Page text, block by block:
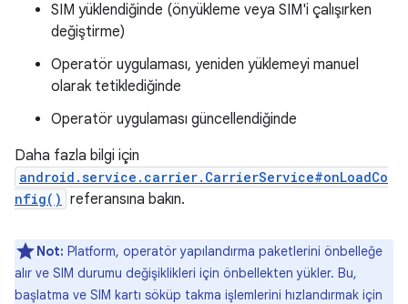
SIM yüklendiğinde (önyükleme veya SIM'i çalışırken
değiştirme)
Operatör uygulaması, yeniden yüklemeyi manuel
olarak tetiklediğinde
Operatör uygulaması güncellendiğinde
Daha fazla bilgi için
android.service.carrier.CarrierService#onLoadCo
nfig() referansına bakın.
Not: Platform, operatör yapılandırma paketlerini önbelleğe
alır ve SIM durumu değişiklikleri için önbellekten yükler. Bu,
başlatma ve SIM kartı söküp takma işlemlerini hızlandırmak için